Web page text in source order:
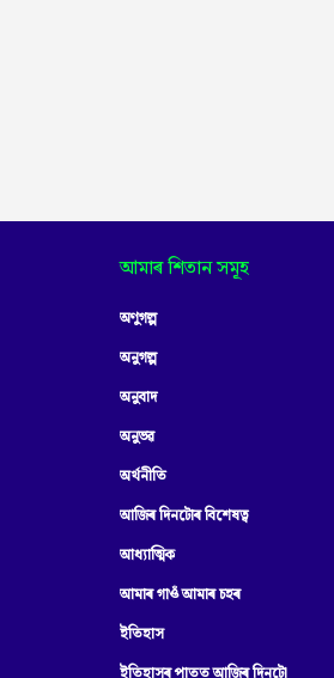
আমাৰ শিতান সমূহ
অণুগল্প
অনুগল্প
অনুবাদ
অনুভৱ
অৰ্থনীতি
আজিৰ দিনটোৰ বিশেষত্ব
আধ্যাত্মিক
আমাৰ গাওঁ আমাৰ চহৰ
ইতিহাস